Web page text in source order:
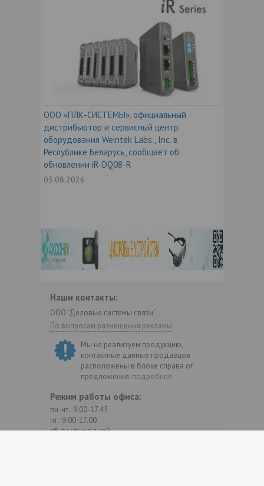
ООО «ПЛК-СИСТЕМЫ», официальный
дистрибьютор и сервисный центр
оборудования Weintek Labs., Inc. в
Республике Беларусь, сообщает об
обновлении iR-DQ08-R
03.08.2026
Наши контакты:
ООО "Деловые системы связи"
По вопросам размещения рекламы
Мы не реализуем продукцию,
контактные данные продавцов
расположены в блоке справа от
предложения. подробнее
Режим работы офиса:
пн-чт.: 9.00-17.45
пт.: 9.00-17.00
сб-вс.: выходной